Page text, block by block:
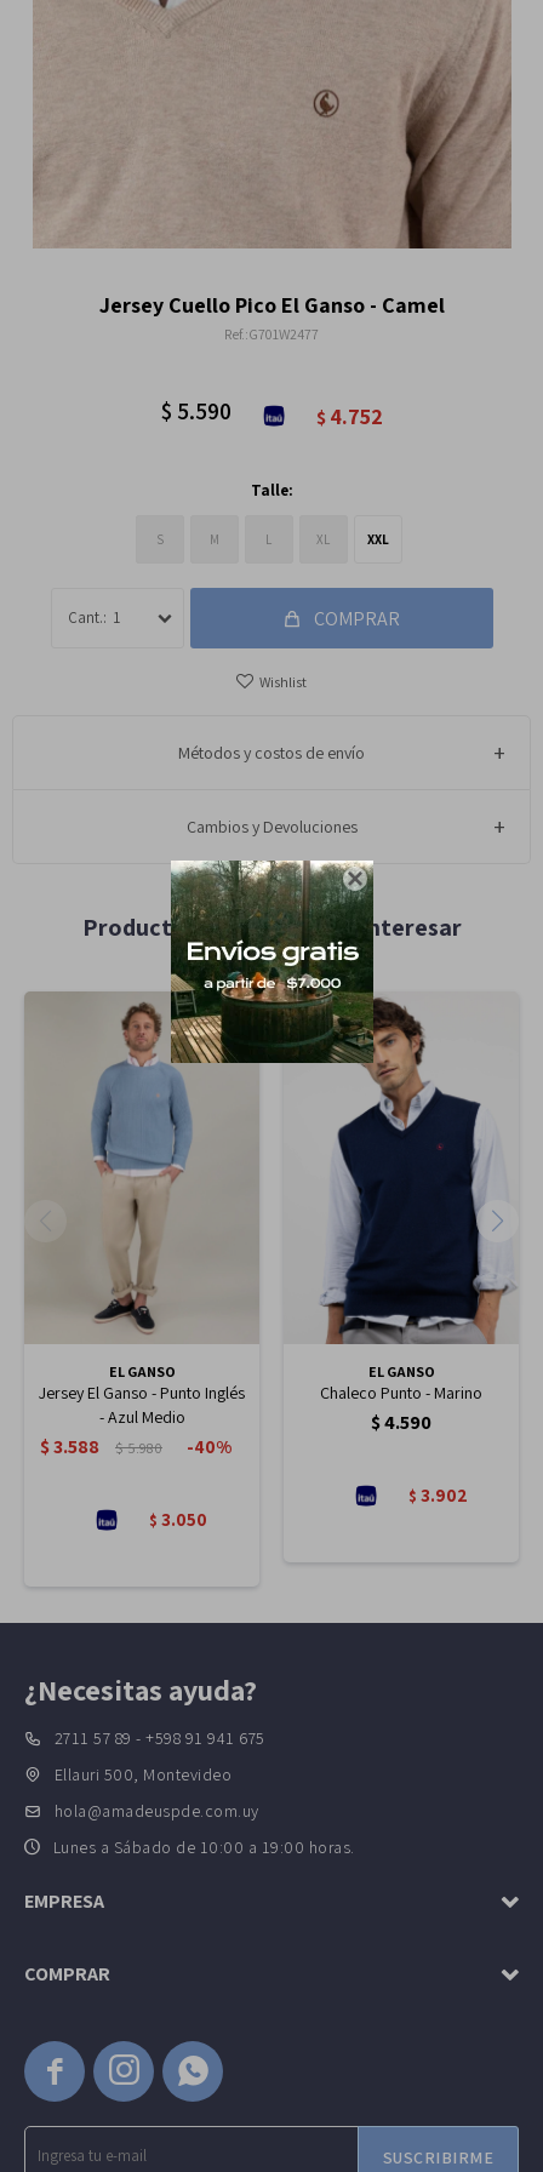

Jersey Cuello Pico El Ganso - Camel
G701W2477
$ 5.590 $ 4.752
Talle:
S M L XL XXL
1 COMPRAR
Métodos y costos de envío
Cambios y Devoluciones
Productos que te pueden interesar
EL GANSO
Jersey El Ganso - Punto Inglés
- Azul Medio
$3.588 $5.980 40
$ 3.050
EL GANSO
Chaleco Punto - Marino
$4.590
$ 3.902
  
SUSCRIBIRME
¿Necesitas ayuda?
2711 57 89 - +598 91 941 675
Ellauri 500, Montevideo
hola@amadeuspde.com.uy
Lunes a Sábado de 10:00 a 19:00 horas.
EMPRESA
COMPRAR